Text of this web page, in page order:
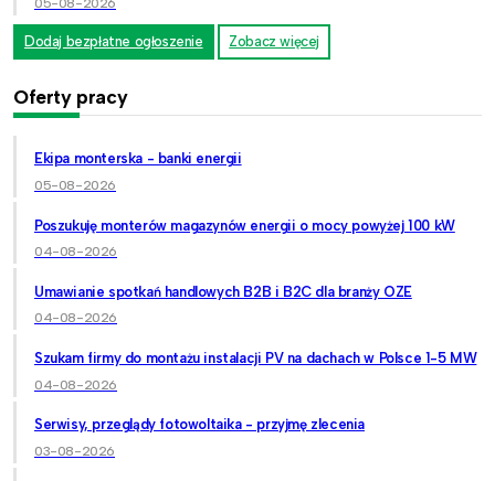
05-08-2026
Dodaj bezpłatne ogłoszenie Zobacz więcej
Oferty pracy
Ekipa monterska - banki energii
05-08-2026
Poszukuję monterów magazynów energii o mocy powyżej 100 kW
04-08-2026
Umawianie spotkań handlowych B2B i B2C dla branży OZE
04-08-2026
Szukam firmy do montażu instalacji PV na dachach w Polsce 1-5 MW
04-08-2026
Serwisy, przeglądy fotowoltaika - przyjmę zlecenia
03-08-2026